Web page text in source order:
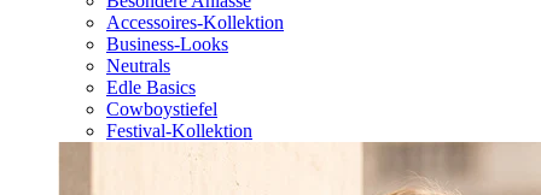
Accessoires-Kollektion
Business-Looks
Neutrals
Edle Basics
Cowboystiefel
Festival-Kollektion